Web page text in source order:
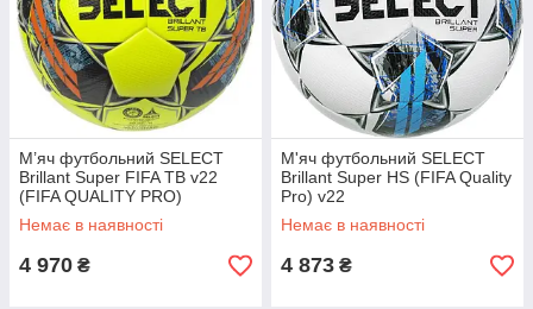
М’яч футбольний SELECT
Brillant Super FIFA TB v22
(FIFA QUALITY PRO)
Немає в наявності
4 970 ₴
М'яч футбольний SELECT
Brillant Super HS (FIFA Quality
Pro) v22
Немає в наявності
4 873 ₴